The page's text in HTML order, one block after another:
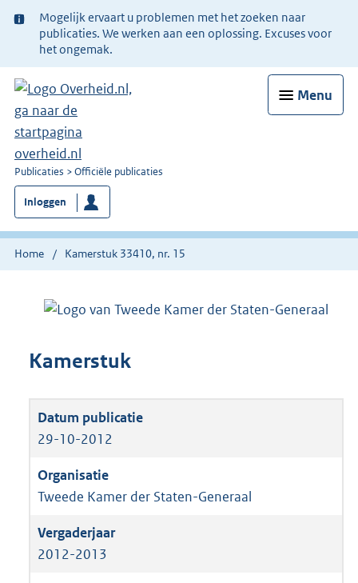
Ter
informatie:
Mogelijk ervaart u problemen met het zoeken naar
publicaties. We werken aan een oplossing. Excuses voor
het ongemak.
Menu
U
bent
nu
hier:
Publicaties Officiële publicaties
Inloggen
Home Kamerstuk 33410, nr. 15
Kamerstuk
29-10-2012
Tweede Kamer der Staten-Generaal
2012-2013